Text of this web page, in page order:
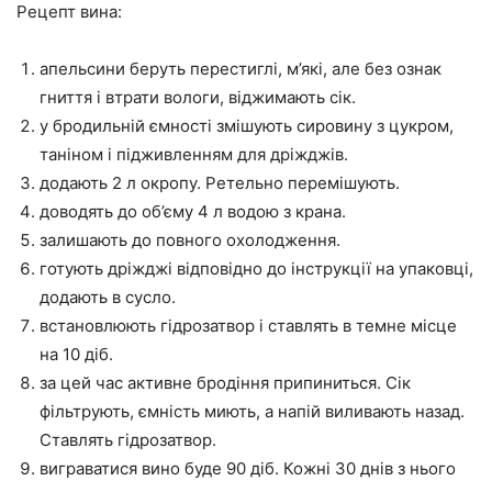
Рецепт вина:
апельсини беруть перестиглі, м’які, але без ознак
гниття і втрати вологи, віджимають сік.
у бродильній ємності змішують сировину з цукром,
таніном і підживленням для дріжджів.
додають 2 л окропу. Ретельно перемішують.
доводять до об’єму 4 л водою з крана.
залишають до повного охолодження.
готують дріжджі відповідно до інструкції на упаковці,
додають в сусло.
встановлюють гідрозатвор і ставлять в темне місце
на 10 діб.
за цей час активне бродіння припиниться. Сік
фільтрують, ємність миють, а напій виливають назад.
Ставлять гідрозатвор.
виграватися вино буде 90 діб. Кожні 30 днів з нього